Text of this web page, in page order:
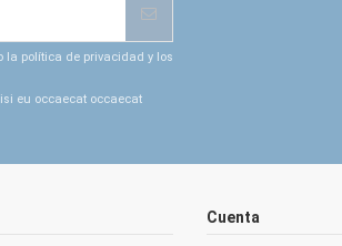
la política de privacidad y los
eu occaecat occaecat
Cuenta